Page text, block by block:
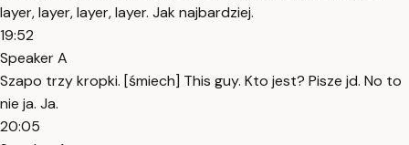
layer, layer, layer, layer. Jak najbardziej.
19:52
Speaker A
Szapo trzy kropki. [śmiech] This guy. Kto jest? Pisze jd. No to
nie ja. Ja.
20:05